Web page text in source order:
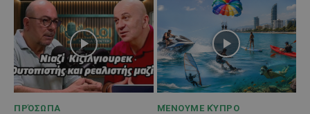
ΠΡΌΣΩΠΑ ΜΈΝΟΥΜΕ ΚΎΠΡΟ